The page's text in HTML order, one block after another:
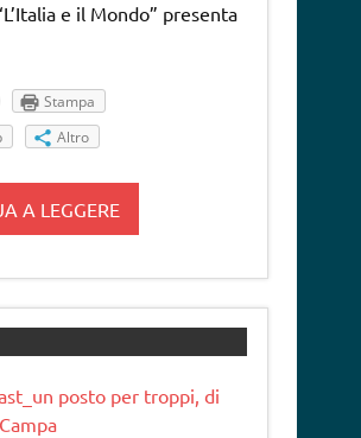
e il Mondo” presenta
Stampa
Altro
A LEGGERE
posto per troppi, di